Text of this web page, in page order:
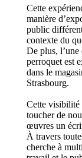
Cette
manière
public
contexte du
De plus, l’une
perroquet est
dans le
Strasbourg.
Cette visibilité
toucher de
œuvres un
À travers
cherche à